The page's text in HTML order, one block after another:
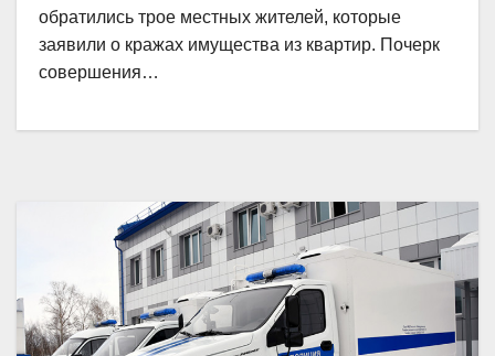
обратились трое местных жителей, которые
заявили о кражах имущества из квартир. Почерк
совершения…